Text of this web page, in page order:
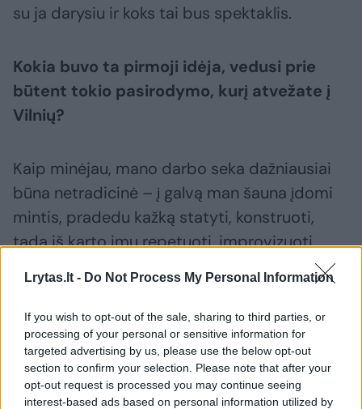
Lrytas.lt - Do Not Process My Personal Information
If you wish to opt-out of the sale, sharing to third parties, or
processing of your personal or sensitive information for
targeted advertising by us, please use the below opt-out
section to confirm your selection. Please note that after your
opt-out request is processed you may continue seeing
interest-based ads based on personal information utilized by
su ja darysiu ir koks tai bus spektaklis.
Kokia buvo ta pirmoji idėja, vedusi prie
būtent tokio pasirodymo, kurį atvežate į
Vilnių?
Kaip minėjau, mano darbo seka dažniausiai
būna netradicinė – į galvą man šauna įdomi
mintis, pradedu kažką statyti, konstruoti,
tada iš karto imu repetuoti, improvizuoti.
pastatęs virtuvę, pirmiausia ėmiau kurti
muziką ir analizuoti, kaip galiu ją atlikti savo
virtuvėje, ko tai virtuvei trūksta, kad ji
skambėtų geriau.